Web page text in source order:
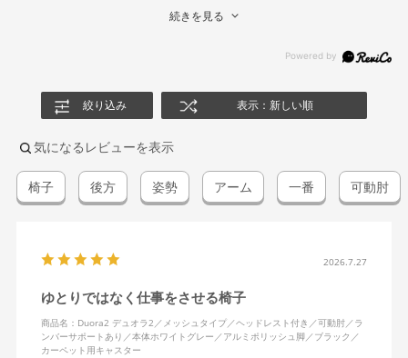
続きを見る
絞り込み 表示：新しい順
気になるレビューを表示
椅子 後方 姿勢 アーム 一番 可動肘
2026.7.27
ゆとりではなく仕事をさせる椅子
商品名：Duora2 デュオラ2／メッシュタイプ／ヘッドレスト付き／可動肘／ラ
ンバーサポートあり／本体ホワイトグレー／アルミポリッシュ脚／ブラック／
カーペット用キャスター